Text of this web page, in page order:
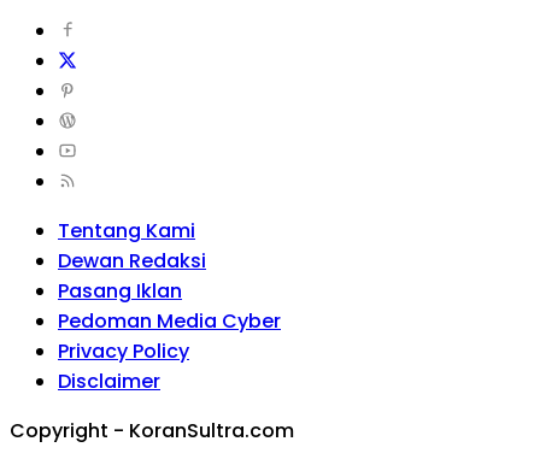
Tentang Kami
Dewan Redaksi
Pasang Iklan
Pedoman Media Cyber
Privacy Policy
Disclaimer
Copyright - KoranSultra.com